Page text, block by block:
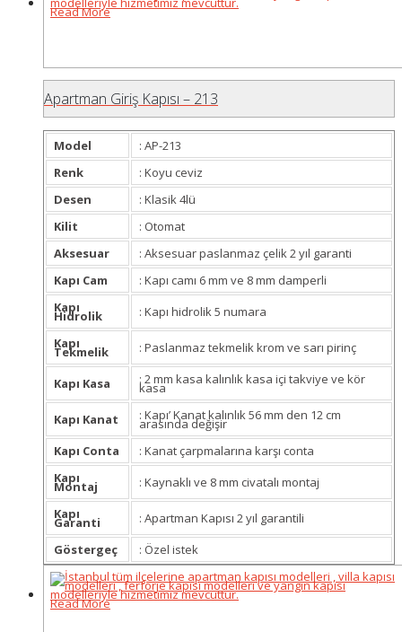
Read More
Apartman Giriş Kapısı – 213
Model
: AP-213
Renk
: Koyu ceviz
Desen
: Klasik 4lü
Kilit
: Otomat
Aksesuar
: Aksesuar paslanmaz çelik 2 yıl garanti
Kapı Cam
: Kapı camı 6 mm ve 8 mm damperli
Kapı
Hidrolik
: Kapı hidrolik 5 numara
Kapı
Tekmelik : Paslanmaz tekmelik krom ve sarı pirinç
Kapı Kasa : 2 mm kasa kalınlık kasa içi takviye ve kör
kasa
Kapı Kanat
: Kapı’ Kanat kalınlık 56 mm den 12 cm
arasında değişir
Kapı Conta
: Kanat çarpmalarına karşı conta
Kapı
Montaj
: Kaynaklı ve 8 mm civatalı montaj
Kapı
Garanti
: Apartman Kapısı 2 yıl garantili
Göstergeç
: Özel istek
Read More